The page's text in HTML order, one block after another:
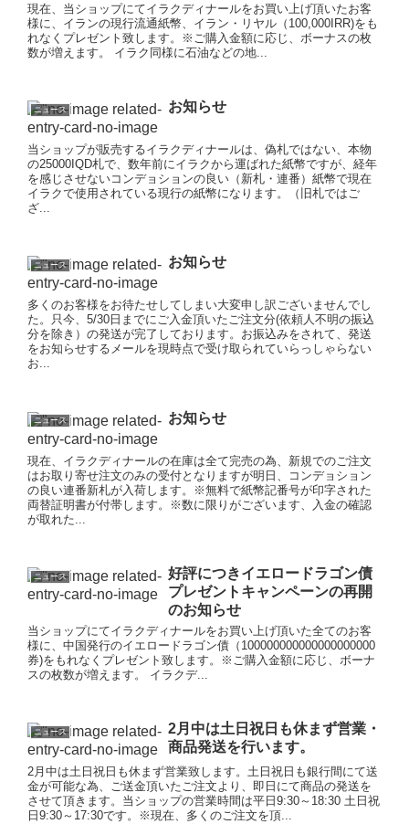
現在、当ショップにてイラクディナールをお買い上げ頂いたお客
様に、イランの現行流通紙幣、イラン・リヤル（100,000IRR)をも
れなくプレゼント致します。※ご購入金額に応じ、ボーナスの枚
数が増えます。 イラク同様に石油などの地...
ニュース お知らせ
当ショップが販売するイラクディナールは、偽札ではない、本物
の25000IQD札で、数年前にイラクから運ばれた紙幣ですが、経年
を感じさせないコンデョションの良い（新札・連番）紙幣で現在
イラクで使用されている現行の紙幣になります。（旧札ではご
ざ...
ニュース お知らせ
多くのお客様をお待たせしてしまい大変申し訳ございませんでし
た。只今、5/30日までにご入金頂いたご注文分(依頼人不明の振込
分を除き）の発送が完了しております。お振込みをされて、発送
をお知らせするメールを現時点で受け取られていらっしゃらない
お...
ニュース お知らせ
現在、イラクディナールの在庫は全て完売の為、新規でのご注文
はお取り寄せ注文のみの受付となりますが明日、コンデョション
の良い連番新札が入荷します。※無料で紙幣記番号が印字された
両替証明書が付帯します。※数に限りがございます、入金の確認
が取れた...
ニュース
好評につきイエロードラゴン債
プレゼントキャンペーンの再開
のお知らせ
当ショップにてイラクディナールをお買い上げ頂いた全てのお客
様に、中国発行のイエロードラゴン債（100000000000000000000
券)をもれなくプレゼント致します。※ご購入金額に応じ、ボーナ
スの枚数が増えます。 イラクデ...
ニュース
2月中は土日祝日も休まず営業・
商品発送を行います。
2月中は土日祝日も休まず営業致します。土日祝日も銀行間にて送
金が可能な為、ご送金頂いたご注文より、即日にて商品の発送を
させて頂きます。当ショップの営業時間は平日9:30～18:30 土日祝
日9:30～17:30です。※現在、多くのご注文を頂...